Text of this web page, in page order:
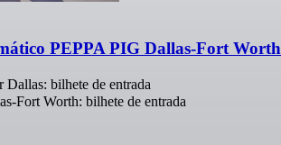
PEPPA PIG Dallas-Fort Worth
bilhete de entrada
Fort Worth: bilhete de entrada